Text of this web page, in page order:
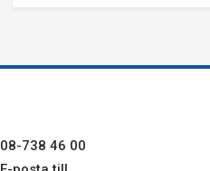
08-738 46 00